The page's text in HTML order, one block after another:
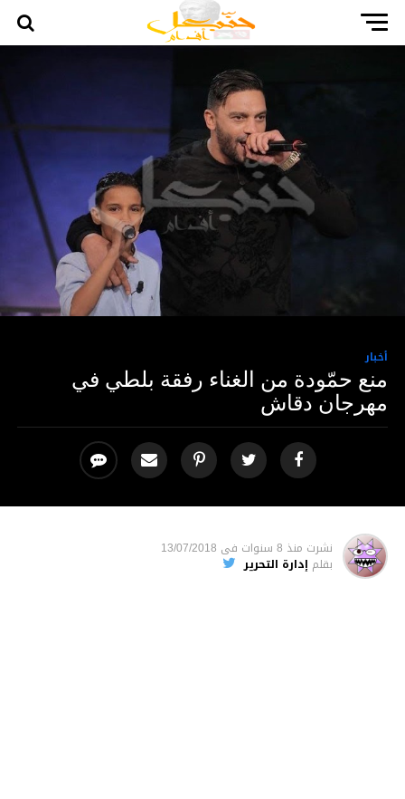
أخبار
منع حمّودة من الغناء رفقة بلطي في
مهرجان دقاش
نشرت منذ 8 سنوات فى 13/07/2018
بقلم إدارة التحرير